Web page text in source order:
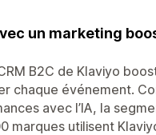
un marketing
B2C de Klaviyo
chaque événement.
avec l’IA, la
marques utilisent